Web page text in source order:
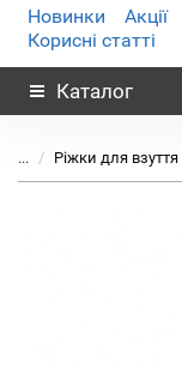
Новинки Акції
Корисні статті
Каталог
... Ріжки для взуття